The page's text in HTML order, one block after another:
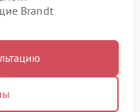
Brandt